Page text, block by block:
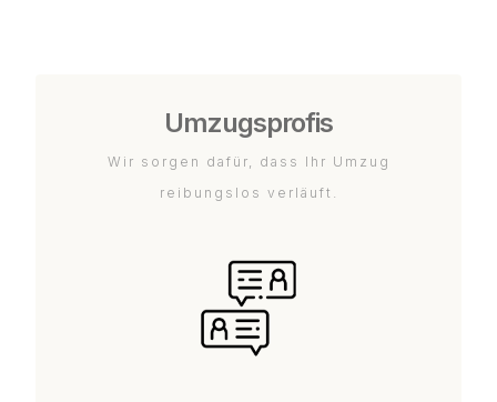
Umzugsprofis
Wir sorgen dafür, dass Ihr Umzug
reibungslos verläuft.